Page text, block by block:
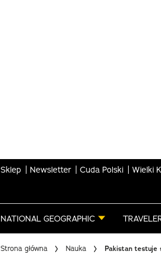
Sklep Newsletter Cuda Polski Wielki
NATIONAL GEOGRAPHIC
Strona główna Nauka Pakistan testuje